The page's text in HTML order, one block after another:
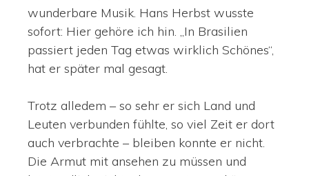
wunderbare Musik. Hans Herbst wusste
sofort: Hier gehöre ich hin. „In Brasilien
passiert jeden Tag etwas wirklich Schönes“,
hat er später mal gesagt.
Trotz alledem – so sehr er sich Land und
Leuten verbunden fühlte, so viel Zeit er dort
auch verbrachte – bleiben konnte er nicht.
Die Armut mit ansehen zu müssen und